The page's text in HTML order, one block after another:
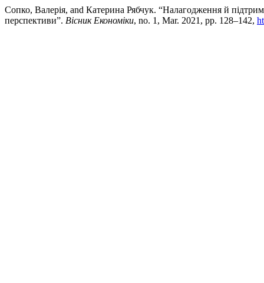
Сопко, Валерія, and Катерина Рябчук. “Налагодження й
перспективи”. Вісник Економіки, no. 1, Mar. 2021, pp. 128–142,